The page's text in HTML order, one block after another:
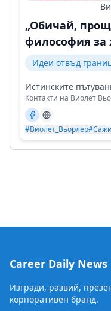
„Обичай,
философия за
Идеи отвъд
Истинските
Контакти на Виолет
#Виолет_Вьорлер
Career Daily News
Изгради, развий,
корпоративен бранд.